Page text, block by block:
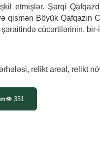
etmişlər. Şərqi
qismən Böyük Qafqazın
cücərtilərinin,
relikt areal, relikt
👁 351